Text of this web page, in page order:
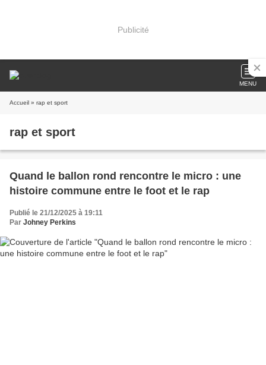
Publicité
MENU
Accueil » rap et sport
rap et sport
Quand le ballon rond rencontre le micro : une
histoire commune entre le foot et le rap
Publié le 21/12/2025 à 19:11
Par Johney Perkins